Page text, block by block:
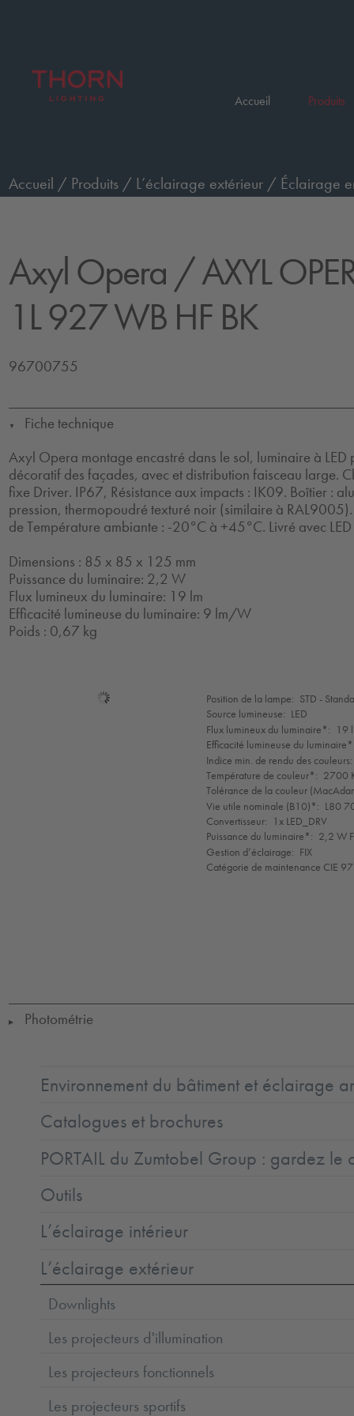
Accueil Produits
Accueil / Produits / L’éclairage extérieur / Éclairage
Axyl Opera / AXYL
1L 927 WB HF BK
96700755
▼
Fiche technique
Axyl Opera montage encastré dans le sol, luminaire à
décoratif des façades, avec et distribution faisceau large.
fixe Driver. IP67, Résistance aux impacts : IK09. Boîtier :
pression, thermopoudré texturé noir (similaire à
de Température ambiante : -20°C à +45°C. Livré avec
Dimensions : 85 x 85 x 125 mm
Puissance du luminaire: 2,2 W
Flux lumineux du luminaire: 19 lm
Efficacité lumineuse du luminaire: 9 lm/W
Poids : 0,67 kg
Sélection
de
mode
Position de la lampe: STD -
Source lumineuse: LED
Flux lumineux du luminaire*: 19
Efficacité lumineuse du
Indice min. de rendu des couleurs:
Température de couleur*: 2700
Tolérance de la couleur
Vie utile nominale (B10)*: L80
Convertisseur: 1x LED_DRV
Puissance du luminaire*: 2,2 W
Gestion d’éclairage: FIX
Catégorie de maintenance CIE
▶ Photométrie
Environnement du bâtiment et éclairage
Catalogues et brochures
PORTAIL du Zumtobel Group : gardez le
Outils
L’éclairage intérieur
L’éclairage extérieur
Downlights
Les projecteurs d'illumination
Les projecteurs fonctionnels
Les projecteurs sportifs